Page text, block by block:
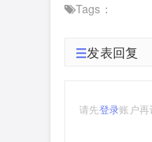
Tags：
发表回复
请先登录账户